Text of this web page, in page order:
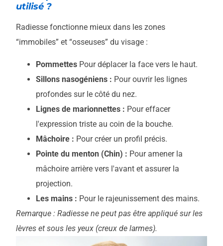
utilisé ?
Radiesse fonctionne mieux dans les zones
“immobiles” et “osseuses” du visage :
Pommettes Pour déplacer la face vers le haut.
Sillons nasogéniens : Pour ouvrir les lignes
profondes sur le côté du nez.
Lignes de marionnettes : Pour effacer
l'expression triste au coin de la bouche.
Mâchoire : Pour créer un profil précis.
Pointe du menton (Chin) : Pour amener la
mâchoire arrière vers l'avant et assurer la
projection.
Les mains : Pour le rajeunissement des mains.
Remarque : Radiesse ne peut pas être appliqué sur les
lèvres et sous les yeux (creux de larmes).